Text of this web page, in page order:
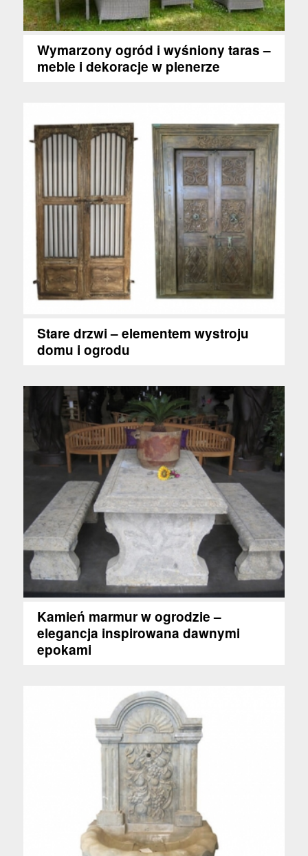
Wymarzony ogród i wyśniony taras –
meble i dekoracje w plenerze
Stare drzwi – elementem wystroju
domu i ogrodu
Kamień marmur w ogrodzie –
elegancja inspirowana dawnymi
epokami